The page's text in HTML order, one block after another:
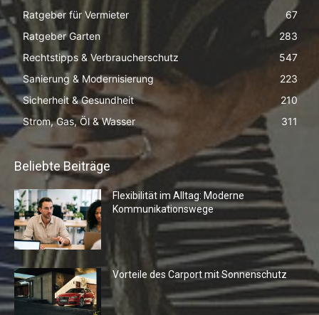
Ratgeber für Vermieter
67
Ratgeber Garten
283
Rechtstipps & Verbraucherschutz
547
Sanierung & Modernisierung
223
Sicherheit & Gesundheit
210
Strom, Gas, Öl & Wasser
311
Beliebte Beiträge
Flexibilität im Alltag: Moderne
Kommunikationswege
Vorteile des Carport mit Sonnenschutz